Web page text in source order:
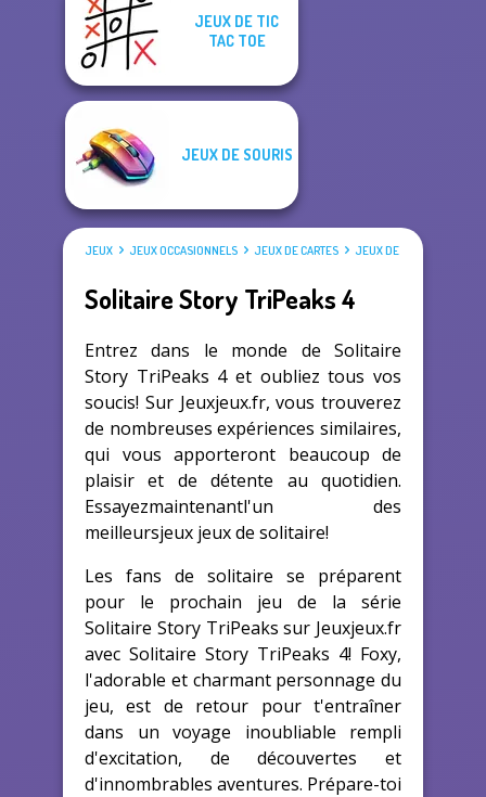
JEUX DE TIC
TAC TOE
JEUX DE SOURIS
JEUX JEUX OCCASIONNELS JEUX DE CARTES JEUX DE SOLITAIRE
Solitaire Story TriPeaks 4
Entrez dans le monde de Solitaire
Story TriPeaks 4 et oubliez tous vos
soucis! Sur Jeuxjeux.fr, vous trouverez
de nombreuses expériences similaires,
qui vous apporteront beaucoup de
plaisir et de détente au quotidien.
Essayezmaintenantl'un des
meilleursjeux jeux de solitaire!
Les fans de solitaire se préparent
pour le prochain jeu de la série
Solitaire Story TriPeaks sur Jeuxjeux.fr
avec Solitaire Story TriPeaks 4! Foxy,
l'adorable et charmant personnage du
jeu, est de retour pour t'entraîner
dans un voyage inoubliable rempli
d'excitation, de découvertes et
d'innombrables aventures. Prépare-toi